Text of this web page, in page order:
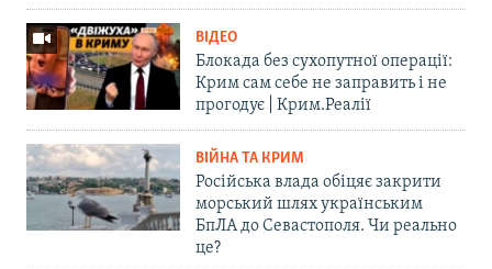
ВІДЕО
Блокада без сухопутної операції:
Крим сам себе не заправить і не
прогодує | Крим.Реалії
ВІЙНА ТА КРИМ
Російська влада обіцяє закрити
морський шлях українським
БпЛА до Севастополя. Чи реально
це?